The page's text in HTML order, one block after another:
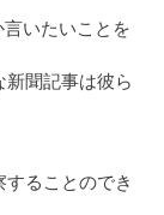
いたいことを
新聞記事は彼ら
ることのでき